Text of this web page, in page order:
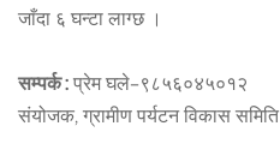
जाँदा ६ घन्टा लाग्छ ।
सम्पर्क :प्रेम घले–९८५६०४५०१२
संयोजक, ग्रामीण पर्यटन विकास समिति